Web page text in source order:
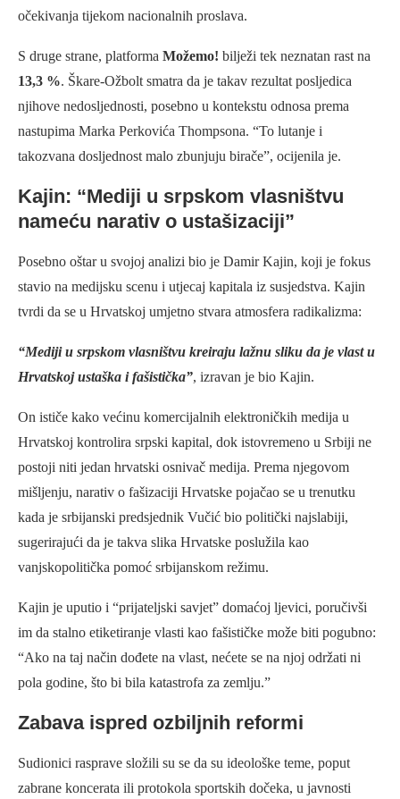
očekivanja tijekom nacionalnih proslava.
S druge strane, platforma Možemo! bilježi tek neznatan rast na
13,3 %. Škare-Ožbolt smatra da je takav rezultat posljedica
njihove nedosljednosti, posebno u kontekstu odnosa prema
nastupima Marka Perkovića Thompsona. “To lutanje i
takozvana dosljednost malo zbunjuju birače”, ocijenila je.
Kajin: “Mediji u srpskom vlasništvu
nameću narativ o ustašizaciji”
Posebno oštar u svojoj analizi bio je Damir Kajin, koji je fokus
stavio na medijsku scenu i utjecaj kapitala iz susjedstva. Kajin
tvrdi da se u Hrvatskoj umjetno stvara atmosfera radikalizma:
“Mediji u srpskom vlasništvu kreiraju lažnu sliku da je vlast u
Hrvatskoj ustaška i fašistička”, izravan je bio Kajin.
On ističe kako većinu komercijalnih elektroničkih medija u
Hrvatskoj kontrolira srpski kapital, dok istovremeno u Srbiji ne
postoji niti jedan hrvatski osnivač medija. Prema njegovom
mišljenju, narativ o fašizaciji Hrvatske pojačao se u trenutku
kada je srbijanski predsjednik Vučić bio politički najslabiji,
sugerirajući da je takva slika Hrvatske poslužila kao
vanjskopolitička pomoć srbijanskom režimu.
Kajin je uputio i “prijateljski savjet” domaćoj ljevici, poručivši
im da stalno etiketiranje vlasti kao fašističke može biti pogubno:
“Ako na taj način dođete na vlast, nećete se na njoj održati ni
pola godine, što bi bila katastrofa za zemlju.”
Zabava ispred ozbiljnih reformi
Sudionici rasprave složili su se da su ideološke teme, poput
zabrane koncerata ili protokola sportskih dočeka, u javnosti